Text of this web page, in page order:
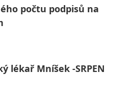
počtu podpisů na
lékař Mníšek -SRPEN